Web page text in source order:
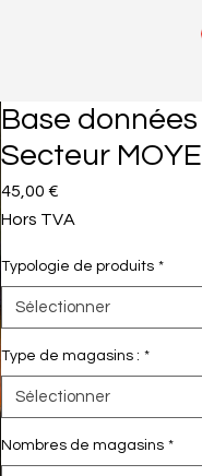
Base
Secteur
45,00 €
Hors TVA
Typologie de produits *
Sélectionner
Type de magasins : *
Sélectionner
Nombres de magasins *